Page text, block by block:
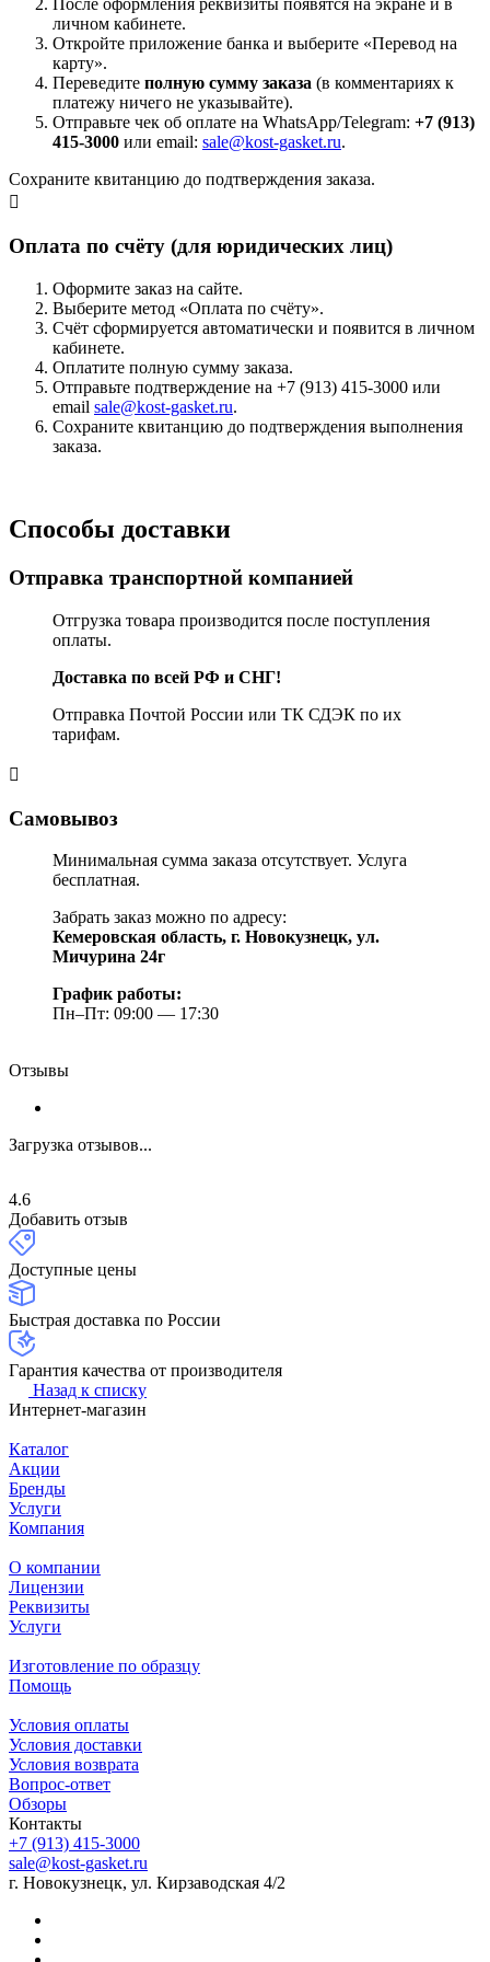
После оформления реквизиты появятся на экране и в
личном кабинете.
Откройте приложение банка и выберите «Перевод на
карту».
Переведите полную сумму заказа (в комментариях к
платежу ничего не указывайте).
Отправьте чек об оплате на WhatsApp/Telegram: +7 (913)
415-3000 или email: sale@kost-gasket.ru.
Сохраните квитанцию до подтверждения заказа.
Оплата по счёту (для юридических лиц)
Оформите заказ на сайте.
Выберите метод «Оплата по счёту».
Счёт сформируется автоматически и появится в личном
кабинете.
Оплатите полную сумму заказа.
Отправьте подтверждение на +7 (913) 415-3000 или
email sale@kost-gasket.ru.
Сохраните квитанцию до подтверждения выполнения
заказа.
Способы доставки
Отправка транспортной компанией
Отгрузка товара производится после поступления
оплаты.
Доставка по всей РФ и СНГ!
Отправка Почтой России или ТК СДЭК по их
тарифам.
Самовывоз
Минимальная сумма заказа отсутствует. Услуга
бесплатная.
Забрать заказ можно по адресу:
Кемеровская область, г. Новокузнецк, ул.
Мичурина 24г
График работы:
Пн–Пт: 09:00 — 17:30
Отзывы
Загрузка отзывов...
4.6
Добавить отзыв
Доступные цены
Быстрая доставка по России
Гарантия качества от производителя
Назад к списку
Интернет-магазин
Каталог
Акции
Бренды
Услуги
Компания
О компании
Лицензии
Реквизиты
Услуги
Изготовление по образцу
Помощь
Условия оплаты
Условия доставки
Условия возврата
Вопрос-ответ
Обзоры
Контакты
+7 (913) 415-3000
sale@kost-gasket.ru
г. Новокузнецк, ул. Кирзаводская 4/2